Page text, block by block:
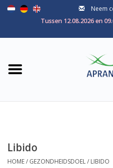
Neem
Tussen 12.08.2026 en
Home
Categorie
Gezondheidsdoel
Libido
HOME/ GEZONDHEIDSDOEL/ LIBIDO